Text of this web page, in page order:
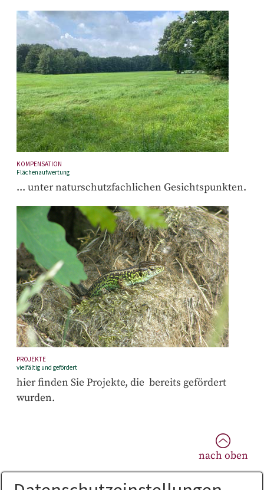
KOMPENSATION
Flächenaufwertung
... unter naturschutzfachlichen Gesichtspunkten.
PROJEKTE
vielfältig und gefördert
hier finden Sie Projekte, die bereits gefördert
wurden.
nach oben